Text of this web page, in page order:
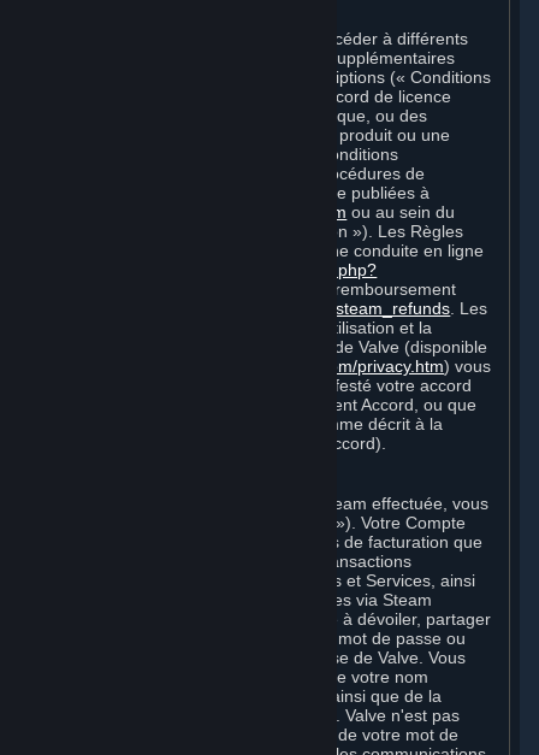
Chaque Souscription vous permet d'accéder à différents
Contenus et Services. Des conditions supplémentaires
peuvent s'appliquer à certaines Souscriptions (« Conditions
de Souscription ») (par exemple, un accord de licence
d'utilisateur final propre à un jeu spécifique, ou des
conditions d'utilisation spécifiques à un produit ou une
fonction de Steam). Par ailleurs, des conditions
supplémentaires (par exemple, des procédures de
paiement et de facturation) peuvent être publiées à
http://www.steampowered.com ou au sein du
service Steam (des « Règles d'utilisation »). Les Règles
d'utilisation incluent les Règles de bonne conduite en ligne
http://steampowered.com/index.php?
et la politique de remboursement
http://store.steampowered.com/steam_refunds . Les
Conditions de Souscription, Règles d'utilisation et la
Politique de protection de la vie privée de Valve (disponible
http://www.valvesoftware.com/privacy.htm) vous
engagent dès lors que vous avez manifesté votre accord
vis-à-vis de ces documents ou du présent Accord, ou que
vous devenez lié à ces documents comme décrit à la
Section 8 (Amendements au présent Accord).
Une fois la procédure d'inscription à Steam effectuée, vous
créez un compte Steam (un « Compte »). Votre Compte
peut également inclure les informations de facturation que
vous communiquez à Valve pour les transactions
concernant les Souscriptions, Contenus et Services, ainsi
que pour l'achat de tous biens physiques via Steam
(« Matériel »). Vous n'êtes pas autorisé à dévoiler, partager
ou permettre à des tiers d'utiliser votre mot de passe ou
votre Compte sauf autorisation expresse de Valve. Vous
êtes responsable de la confidentialité de votre nom
d'utilisateur et de votre mot de passe, ainsi que de la
sécurité de votre système informatique. Valve n'est pas
responsable de l'utilisation qui est faite de votre mot de